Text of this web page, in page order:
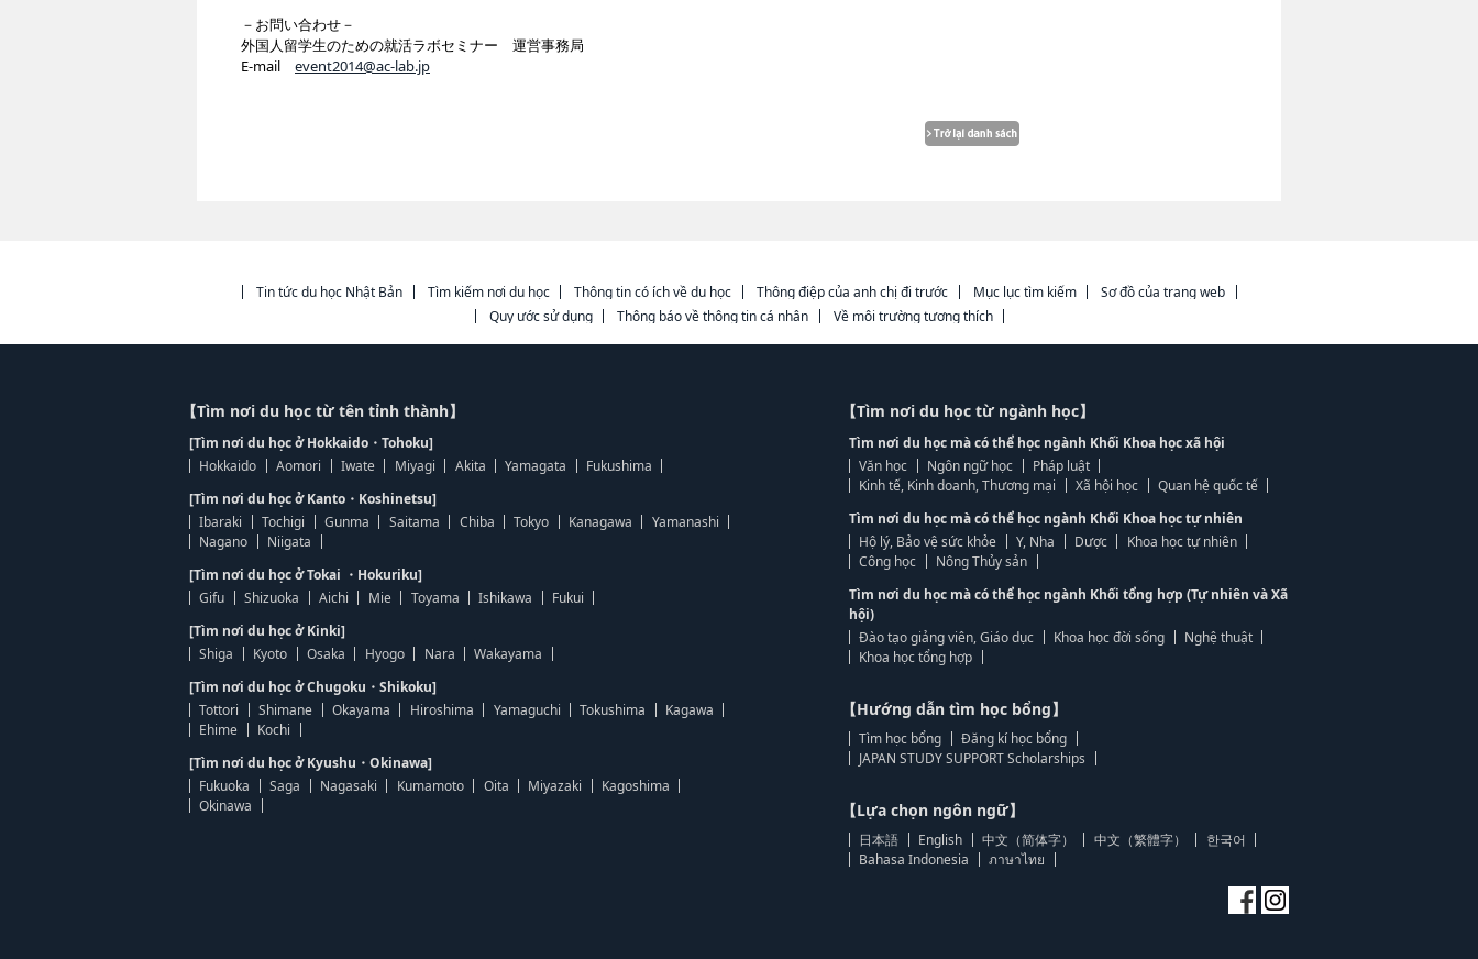
－お問い合わせ－
外国人留学生のための就活ラボセミナー 運営事務局
E-mail event2014@ac-lab.jp
Tin tức du học Nhật Bản Tìm kiếm nơi du học Thông tin có ích về du học Thông điệp của anh chị đi trước Mục lục tìm kiếm
Sơ đồ của trang web
Quy ước sử dụng
Thông báo về thông tin cá nhân Về môi trường tương thích
【Tìm nơi du học từ tên tỉnh thành】
[Tìm nơi du học ở Hokkaido・Tohoku]
Hokkaido
Aomori Iwate Miyagi Akita Yamagata
Fukushima
[Tìm nơi du học ở Kanto・Koshinetsu]
Ibaraki
Tochigi Gunma Saitama Chiba Tokyo Kanagawa
Yamanashi
Nagano
Niigata
[Tìm nơi du học ở Tokai ・Hokuriku]
Gifu
Shizuoka Aichi Mie Toyama Ishikawa
Fukui
[Tìm nơi du học ở Kinki]
Shiga
Kyoto Osaka Hyogo Nara
Wakayama
[Tìm nơi du học ở Chugoku・Shikoku]
Tottori
Shimane Okayama Hiroshima Yamaguchi Tokushima
Kagawa
Ehime
Kochi
[Tìm nơi du học ở Kyushu・Okinawa]
Fukuoka
Saga Nagasaki Kumamoto Oita Miyazaki
Kagoshima
Okinawa
【Tìm nơi du học từ ngành học】
Tìm nơi du học mà có thể học ngành Khối Khoa học xã hội
Văn học
Ngôn ngữ học
Pháp luật
Kinh tế, Kinh doanh, Thương mại
Xã hội học
Quan hệ quốc tế
Tìm nơi du học mà có thể học ngành Khối Khoa học tự nhiên
Hộ lý, Bảo vệ sức khỏe
Y, Nha Dược
Khoa học tự nhiên
Công học
Nông Thủy sản
Tìm nơi du học mà có thể học ngành Khối tổng hợp (Tự nhiên và Xã
hội)
Đào tạo giảng viên, Giáo dục
Khoa học đời sống
Nghệ thuật
Khoa học tổng hợp
【Hướng dẫn tìm học bổng】
Tìm học bổng
Đăng kí học bổng
JAPAN STUDY SUPPORT Scholarships
【Lựa chọn ngôn ngữ】
日本語 English 中文（简体字） 中文（繁體字）
한국어
Bahasa Indonesia
ภาษาไทย